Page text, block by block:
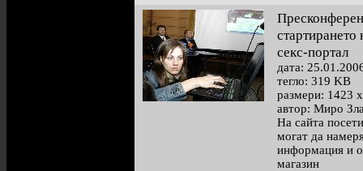
стартирането
секс-портал
дата:
тегло: 319 KB
размери: 1423
автор: Миро
На сайта
могат да
информация и
магазин